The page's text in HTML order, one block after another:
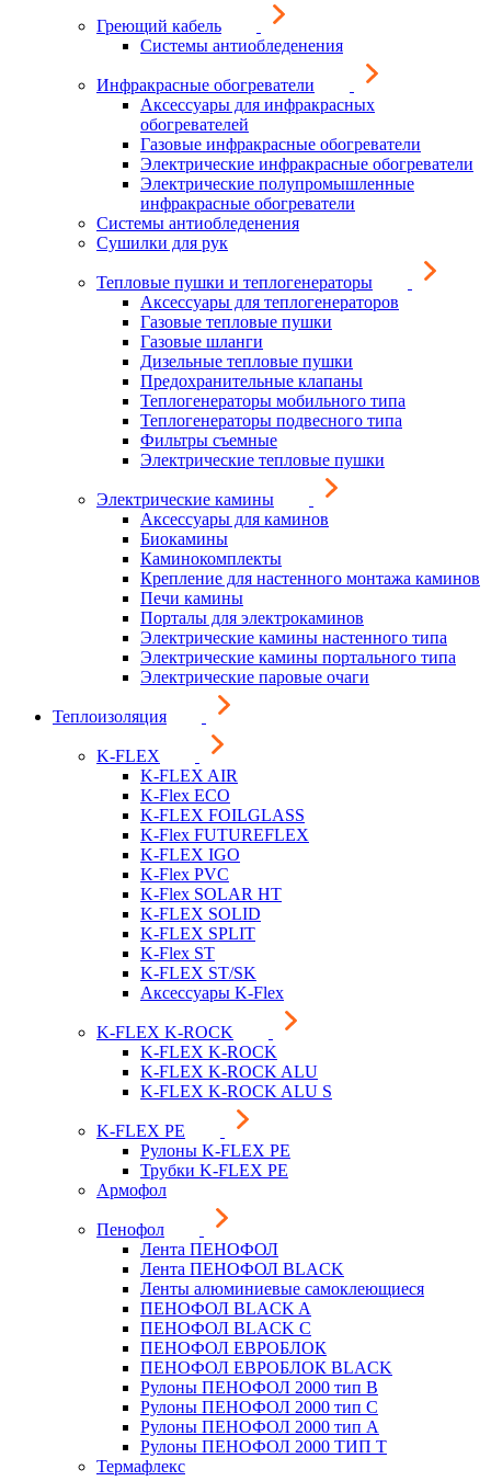
Греющий кабель
Системы антиобледенения
Инфракрасные обогреватели
Аксессуары для инфракрасных
обогревателей
Газовые инфракрасные обогреватели
Электрические инфракрасные обогреватели
Электрические полупромышленные
инфракрасные обогреватели
Системы антиобледенения
Сушилки для рук
Тепловые пушки и теплогенераторы
Аксессуары для теплогенераторов
Газовые тепловые пушки
Газовые шланги
Дизельные тепловые пушки
Предохранительные клапаны
Теплогенераторы мобильного типа
Теплогенераторы подвесного типа
Фильтры съемные
Электрические тепловые пушки
Электрические камины
Аксессуары для каминов
Биокамины
Каминокомплекты
Крепление для настенного монтажа каминов
Печи камины
Порталы для электрокаминов
Электрические камины настенного типа
Электрические камины портального типа
Электрические паровые очаги
Теплоизоляция
K-FLEX
K-FLEX AIR
K-Flex ECO
K-FLEX FOILGLASS
K-Flex FUTUREFLEX
K-FLEX IGO
K-Flex PVC
K-Flex SOLAR HT
K-FLEX SOLID
K-FLEX SPLIT
K-Flex ST
K-FLEX ST/SK
Аксессуары K-Flex
K-FLEX K-ROCK
K-FLEX K-ROCK
K-FLEX K-ROCK ALU
K-FLEX K-ROCK ALU S
K-FLEX PE
Рулоны K-FLEX PE
Трубки K-FLEX PE
Армофол
Пенофол
Лента ПЕНОФОЛ
Лента ПЕНОФОЛ BLACK
Ленты алюминиевые самоклеющиеся
ПЕНОФОЛ BLACK A
ПЕНОФОЛ BLACK С
ПЕНОФОЛ ЕВРОБЛОК
ПЕНОФОЛ ЕВРОБЛОК BLACK
Рулоны ПЕНОФОЛ 2000 тип B
Рулоны ПЕНОФОЛ 2000 тип C
Рулоны ПЕНОФОЛ 2000 тип А
Рулоны ПЕНОФОЛ 2000 ТИП Т
Термафлекс